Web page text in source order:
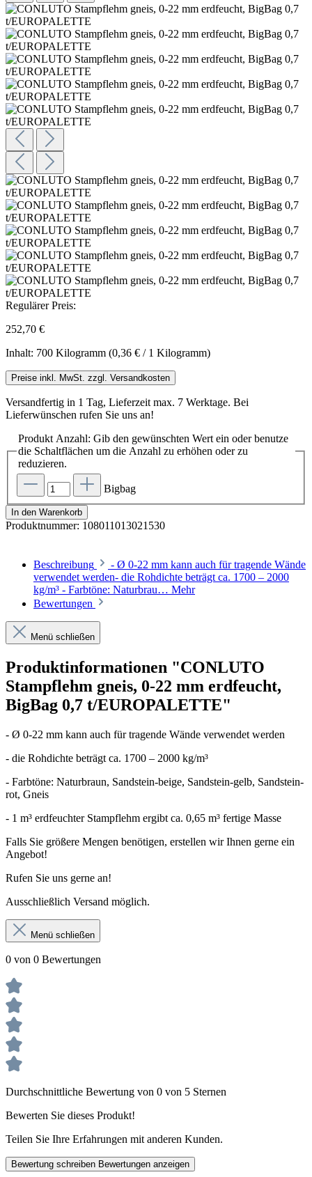
Regulärer Preis:
252,70 €
Inhalt: 700 Kilogramm (0,36 € / 1 Kilogramm)
Preise inkl. MwSt. zzgl. Versandkosten
Versandfertig in 1 Tag, Lieferzeit max. 7 Werktage. Bei
Lieferwünschen rufen Sie uns an!
Produkt Anzahl: Gib den gewünschten Wert ein oder benutze
die Schaltflächen um die Anzahl zu erhöhen oder zu
reduzieren.
Bigbag
In den Warenkorb
Produktnummer: 108011013021530
Beschreibung
- Ø 0-22 mm kann auch für tragende Wände
verwendet werden- die Rohdichte beträgt ca. 1700 – 2000
kg/m³ - Farbtöne: Naturbrau… Mehr
Bewertungen
Menü schließen
Produktinformationen "CONLUTO
Stampflehm gneis, 0-22 mm erdfeucht,
BigBag 0,7 t/EUROPALETTE"
- Ø 0-22 mm kann auch für tragende Wände verwendet werden
- die Rohdichte beträgt ca. 1700 – 2000 kg/m³
- Farbtöne: Naturbraun, Sandstein-beige, Sandstein-gelb, Sandstein-
rot, Gneis
- 1 m³ erdfeuchter Stampflehm ergibt ca. 0,65 m³ fertige Masse
Falls Sie größere Mengen benötigen, erstellen wir Ihnen gerne ein
Angebot!
Rufen Sie uns gerne an!
Ausschließlich Versand möglich.
Menü schließen
0 von 0 Bewertungen
Durchschnittliche Bewertung von 0 von 5 Sternen
Bewerten Sie dieses Produkt!
Teilen Sie Ihre Erfahrungen mit anderen Kunden.
Bewertung schreiben Bewertungen anzeigen